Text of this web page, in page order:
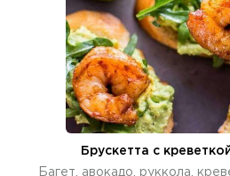
Брускетта с
Багет, авокадо, руккола,